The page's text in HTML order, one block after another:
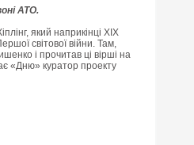
АТО.
який наприкінці ХІХ
світової війни. Там,
і прочитав ці вірші на
«Дню» куратор проекту